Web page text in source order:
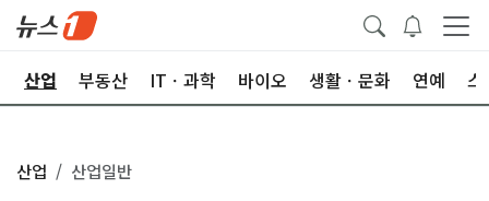
산업 부동산 ITㆍ과학 바이오 생활ㆍ문화 연예 스
산업 산업일반